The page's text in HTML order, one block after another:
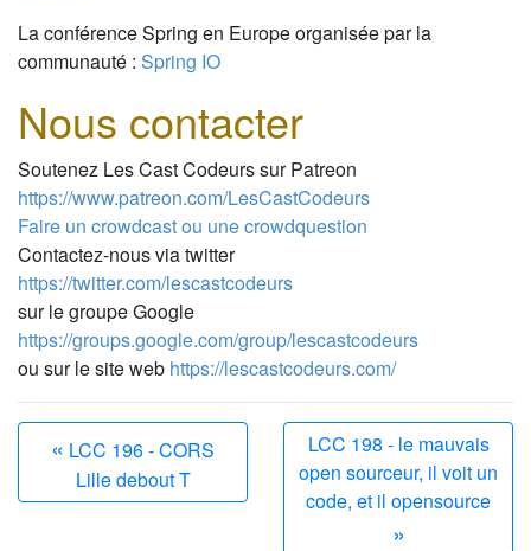
La conférence Spring en Europe organisée par la
communauté : Spring IO
Nous contacter
Soutenez Les Cast Codeurs sur Patreon
https://www.patreon.com/LesCastCodeurs
Faire un crowdcast ou une crowdquestion
Contactez-nous via twitter
https://twitter.com/lescastcodeurs
sur le groupe Google
https://groups.google.com/group/lescastcodeurs
ou sur le site web https://lescastcodeurs.com/
« LCC 196 - CORS
Lille debout T
LCC 198 - le mauvais
open sourceur, il voit un
code, et il opensource
»